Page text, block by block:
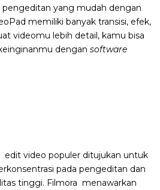
yang mudah dengan
memiliki banyak transisi, efek,
videomu lebih detail, kamu bisa
dengan software
edit video populer ditujukan untuk
pada pengeditan dan
tinggi. Filmora menawarkan